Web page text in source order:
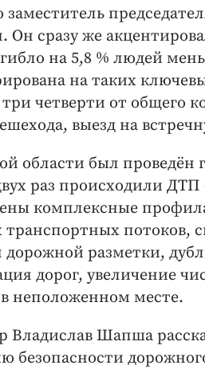
заместитель
Он сразу же
на 5,8 % людей
на таких
четверти от общего
выезд на
области был проведён
раз происходили
комплексные
транспортных потоков,
дорожной разметки,
дорог, увеличение
неположенном месте.
Владислав Шапша
безопасности